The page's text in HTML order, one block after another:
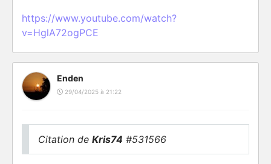
https://www.youtube.com/watch?
v=HglA72ogPCE
Enden
29/04/2025 à 21:22
Citation de Kris74 #531566